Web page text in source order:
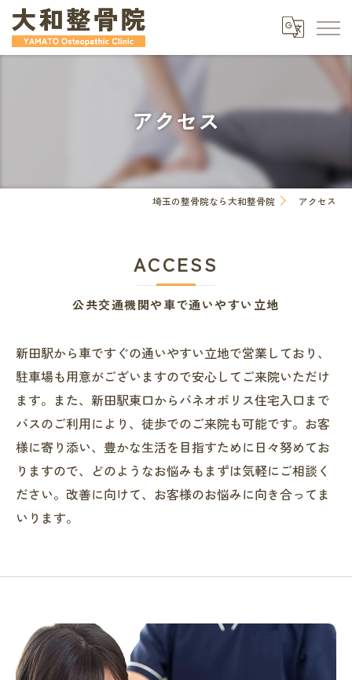
アクセス
埼玉の整骨院なら大和整骨院 アクセス
公共交通機関や車で通いやすい立地
ACCESS
新田駅から車ですぐの通いやすい立地で営業しており、
駐車場も用意がございますので安心してご来院いただけ
ます。また、新田駅東口からバネオポリス住宅入口まで
バスのご利用により、徒歩でのご来院も可能です。お客
様に寄り添い、豊かな生活を目指すために日々努めてお
りますので、どのようなお悩みもまずは気軽にご相談く
ださい。改善に向けて、お客様のお悩みに向き合ってま
いります。